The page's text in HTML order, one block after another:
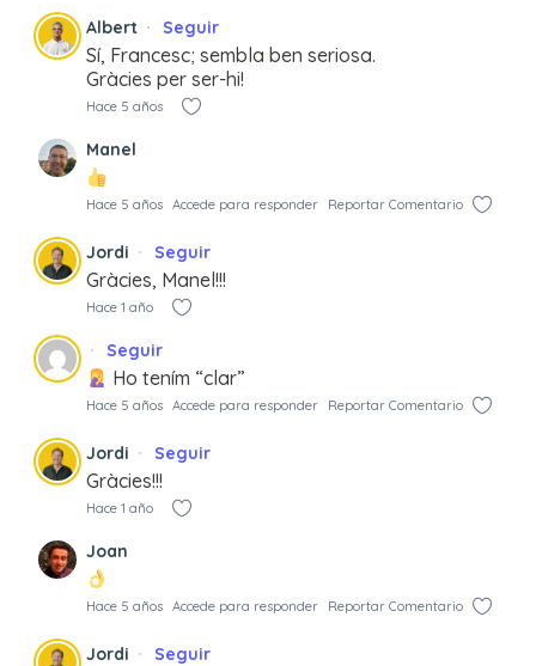
Albert Seguir
Sí, Francesc; sembla ben seriosa.
Gràcies per ser-hi!
Hace 5 años
Manel
Hace 5 años Accede para responder Reportar Comentario
Jordi Seguir
Gràcies, Manel!!!
Hace 1 año
Seguir
Ho tením “clar”
Hace 5 años Accede para responder Reportar Comentario
Jordi Seguir
Gràcies!!!
Hace 1 año
Joan
Hace 5 años Accede para responder Reportar Comentario
Jordi Seguir